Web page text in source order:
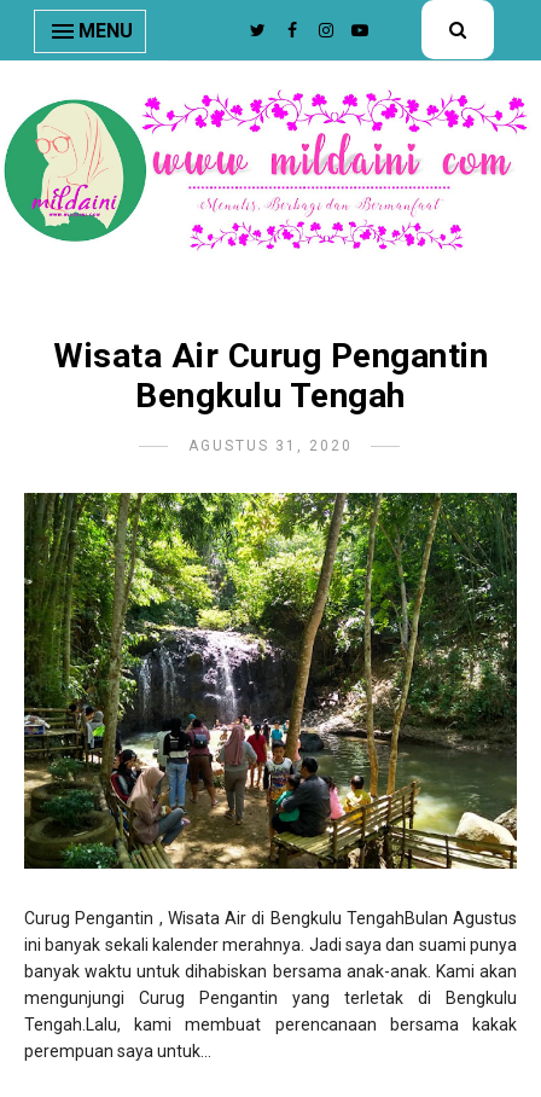
nav#menunav { border-bottom: 1px solid #e8e8e8; }
MENU
Wisata Air Curug Pengantin
Bengkulu Tengah
AGUSTUS 31, 2020
Curug Pengantin , Wisata Air di Bengkulu TengahBulan Agustus
ini banyak sekali kalender merahnya. Jadi saya dan suami punya
banyak waktu untuk dihabiskan bersama anak-anak. Kami akan
mengunjungi Curug Pengantin yang terletak di Bengkulu
Tengah.Lalu, kami membuat perencanaan bersama kakak
perempuan saya untuk...